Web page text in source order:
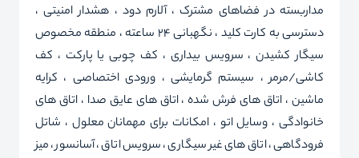
مداربسته در فضاهای مشترک ، آلارم دود ، هشدار امنیتی ،
دسترسی به کارت کلید ، نگهبانی 24 ساعته ، منطقه مخصوص
سیگار کشیدن ، سرویس بیداری ، کف چوبی یا پارکت ، کف
کاشی/مرمر ، سیستم گرمایشی ، ورودی اختصاصی ، کرایه
ماشین ، اتاق های فرش شده ، اتاق های عایق صدا ، اتاق های
خانوادگی ، وسایل اتو ، امکانات برای مهمانان معلول ، شاتل
فرودگاهی ، اتاق های غیر سیگاری ، سرویس اتاق ، آسانسور ، میز